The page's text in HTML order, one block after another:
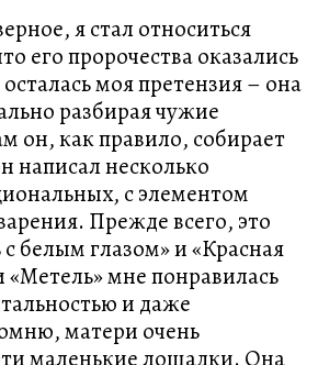
я стал относиться
его пророчества оказались
моя претензия – она
разбирая чужие
он, как правило, собирает
написал несколько
с элементом
Прежде всего, это
белым глазом» и «Красная
мне понравилась
и даже
матери очень
маленькие лошадки. Она